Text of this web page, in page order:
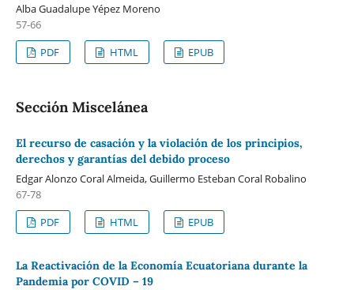
Alba Guadalupe Yépez Moreno
57-66
PDF
HTML EPUB
Sección Miscelánea
El recurso de casación y la violación de los principios,
derechos y garantías del debido proceso
Edgar Alonzo Coral Almeida, Guillermo Esteban Coral Robalino
67-78
PDF
HTML EPUB
La Reactivación de la Economía Ecuatoriana durante la
Pandemia por COVID – 19